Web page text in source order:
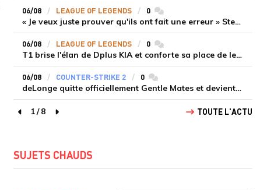
06/08 LEAGUE OF LEGENDS 0commentaires
« Je veux juste prouver qu'ils ont fait une erreur » Stend se confie sur son mercato chaotique et ses ambitions avec Shifters
06/08 LEAGUE OF LEGENDS 0commentaires
T1 brise l'élan de Dplus KIA et conforte sa place de leader en LCK 2026 Rounds 3-4
06/08 COUNTER-STRIKE 2 0commentaires
deLonge quitte officiellement Gentle Mates et devient agent libre
page précédente
1/8
page suivante
TOUTE L'ACTU
SUJETS CHAUDS